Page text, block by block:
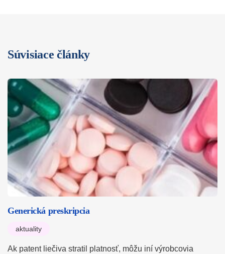
Súvisiace články
Generická preskripcia
aktuality
Ak patent liečiva stratil platnosť, môžu iní výrobcovia